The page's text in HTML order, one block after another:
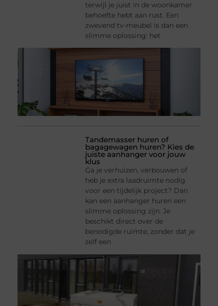
terwijl je juist in de woonkamer
behoefte hebt aan rust. Een
zwevend tv-meubel is dan een
slimme oplossing: het
Tandemasser huren of
bagagewagen huren? Kies de
juiste aanhanger voor jouw
klus
Ga je verhuizen, verbouwen of
heb je extra laadruimte nodig
voor een tijdelijk project? Dan
kan een aanhanger huren een
slimme oplossing zijn. Je
beschikt direct over de
benodigde ruimte, zonder dat je
zelf een